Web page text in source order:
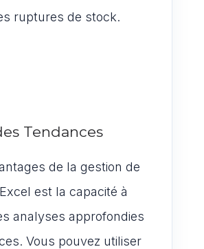
ruptures de stock.
Tendances
de la gestion de
est la capacité à
analyses approfondies
Vous pouvez utiliser